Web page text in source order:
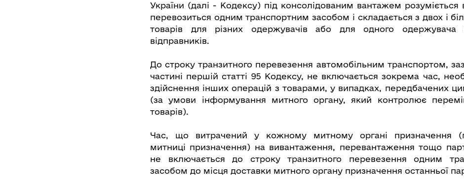
України (далі - Кодексу) під консолідованим вантажем
перевозиться одним транспортним засобом і складається з двох і
товарів для різних одержувачів або для одного одержувача
відправників.
До строку транзитного перевезення автомобільним транспортом,
частині першій статті 95 Кодексу, не включається зокрема час,
здійснення інших операцій з товарами, у випадках, передбачених
(за умови інформування митного органу, який контролює
товарів).
Час, що витрачений у кожному митному органі призначення
митниці призначення) на вивантаження, перевантаження тощо
не включається до строку транзитного перевезення одним
засобом до місця доставки митного органу призначення останньої